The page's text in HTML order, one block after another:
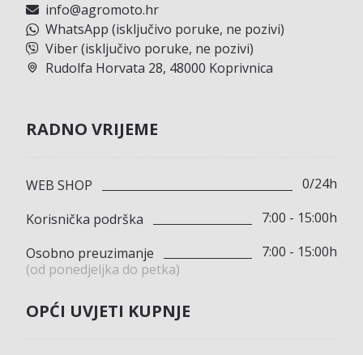
info@agromoto.hr
WhatsApp (isključivo poruke, ne pozivi)
Viber (isključivo poruke, ne pozivi)
Rudolfa Horvata 28, 48000 Koprivnica
RADNO VRIJEME
WEB SHOP
0/24h
Korisnička podrška
7:00 - 15:00h
Osobno preuzimanje
(od ponedjeljka do petka)
7:00 - 15:00h
OPĆI UVJETI KUPNJE